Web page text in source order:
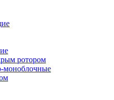
ротором
моноблочные